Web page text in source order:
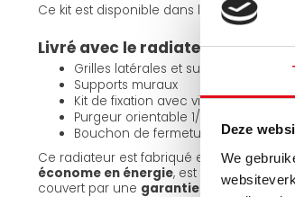
Deze
We
Ce kit est disponible dans les
produits
Livré avec le radiateur :
Grilles latérales et supérieure
Supports muraux
Kit de fixation avec vis à bois +
Purgeur orientable 1/2 pouce
Bouchon de fermeture 1/2 pouce
Ce radiateur est fabriqué en
acier de
économe en énergie, est compatible
couvert par une garantie constructeur